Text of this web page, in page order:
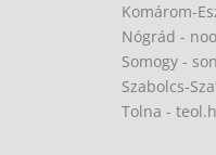
Komárom-
Nógrád -
Somogy -
Szabolcs-
Tolna -